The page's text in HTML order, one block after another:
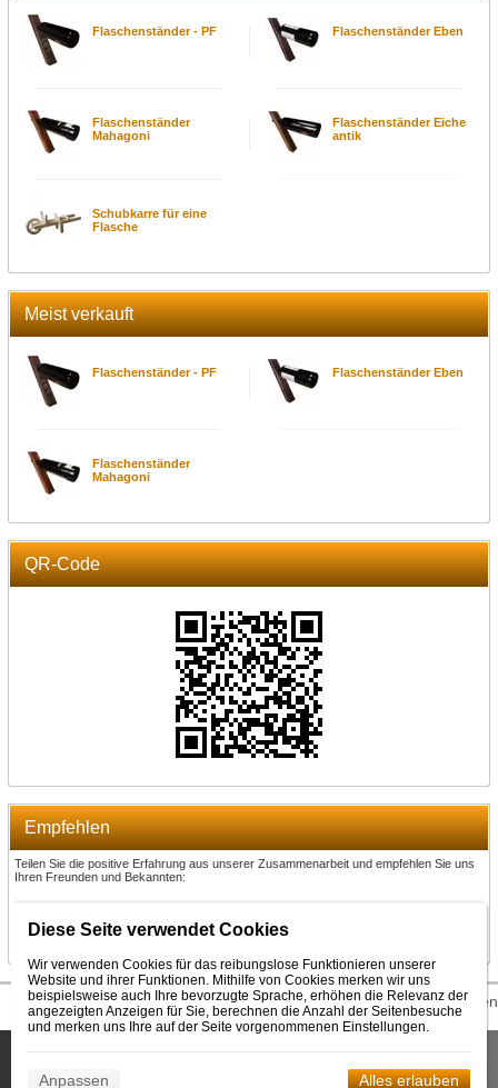
Flaschenständer - PF Flaschenständer Eben
Flaschenständer
Mahagoni
Flaschenständer Eiche
antik
Schubkarre für eine
Flasche
Meist verkauft
Flaschenständer - PF Flaschenständer Eben
Flaschenständer
Mahagoni
QR-Code
Empfehlen
Teilen Sie die positive Erfahrung aus unserer Zusammenarbeit und empfehlen Sie uns
Ihren Freunden und Bekannten:
Empfehlen
© 2026 WEXBO |www.wexbo.com |Einloggen
Diese Seite benutzt Cookies, damit wir Dienstleistungen
erbringen. Durch die Nutzung unserer Dienstleistungen erklären
Bestätigen
Diese Seite verwendet Cookies
Wir verwenden Cookies für das reibungslose Funktionieren unserer
Website und ihrer Funktionen. Mithilfe von Cookies merken wir uns
beispielsweise auch Ihre bevorzugte Sprache, erhöhen die Relevanz der
angezeigten Anzeigen für Sie, berechnen die Anzahl der Seitenbesuche
und merken uns Ihre auf der Seite vorgenommenen Einstellungen.
Anpassen Alles erlauben